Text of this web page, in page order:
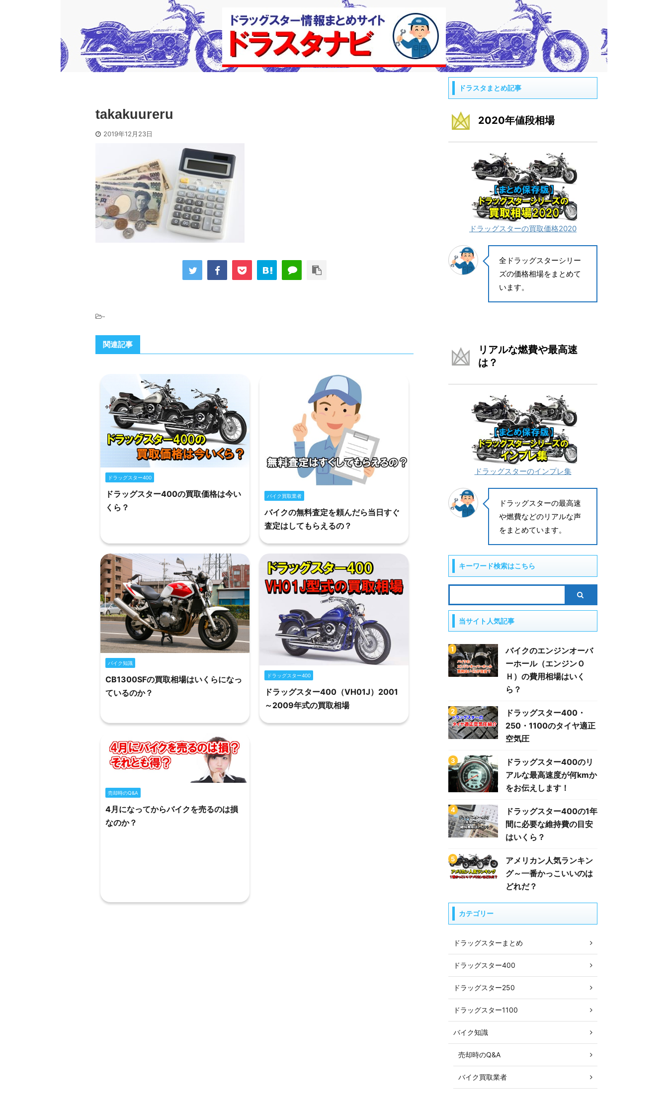
takakuureru
2019年12月23日
-
関連記事
ドラッグスター400
ドラッグスター400の買取価格は今い
くら？
バイク買取業者
バイクの無料査定を頼んだら当日すぐ
査定はしてもらえるの？
バイク知識
CB1300SFの買取相場はいくらになっ
ているのか？
ドラッグスター400
ドラッグスター400（VH01J）2001
～2009年式の買取相場
売却時のQ&A
4月になってからバイクを売るのは損
なのか？
ドラスタまとめ記事
2020年値段相場
ドラッグスターの買取価格2020
全ドラッグスターシリー
ズの価格相場をまとめて
います。
リアルな燃費や最高速
は？
ドラッグスターのインプレ集
ドラッグスターの最高速
や燃費などのリアルな声
をまとめています。
キーワード検索はこちら
当サイト人気記事
バイクのエンジンオーバ
ーホール（エンジンＯ
Ｈ）の費用相場はいく
ら？
ドラッグスター400・
250・1100のタイヤ適正
空気圧
ドラッグスター400のリ
アルな最高速度が何kmか
をお伝えします！
ドラッグスター400の1年
間に必要な維持費の目安
はいくら？
アメリカン人気ランキン
グ～一番かっこいいのは
どれだ？
カテゴリー
ドラッグスターまとめ
ドラッグスター400
ドラッグスター250
ドラッグスター1100
バイク知識
売却時のQ&A
バイク買取業者